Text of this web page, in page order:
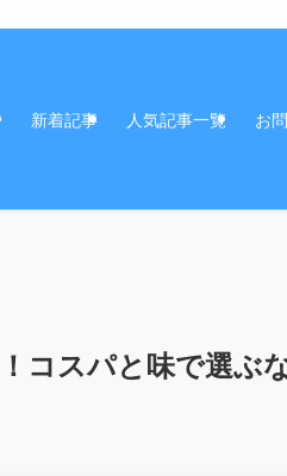
新着記事 人気記事一覧 お
コスパと味で選ぶ